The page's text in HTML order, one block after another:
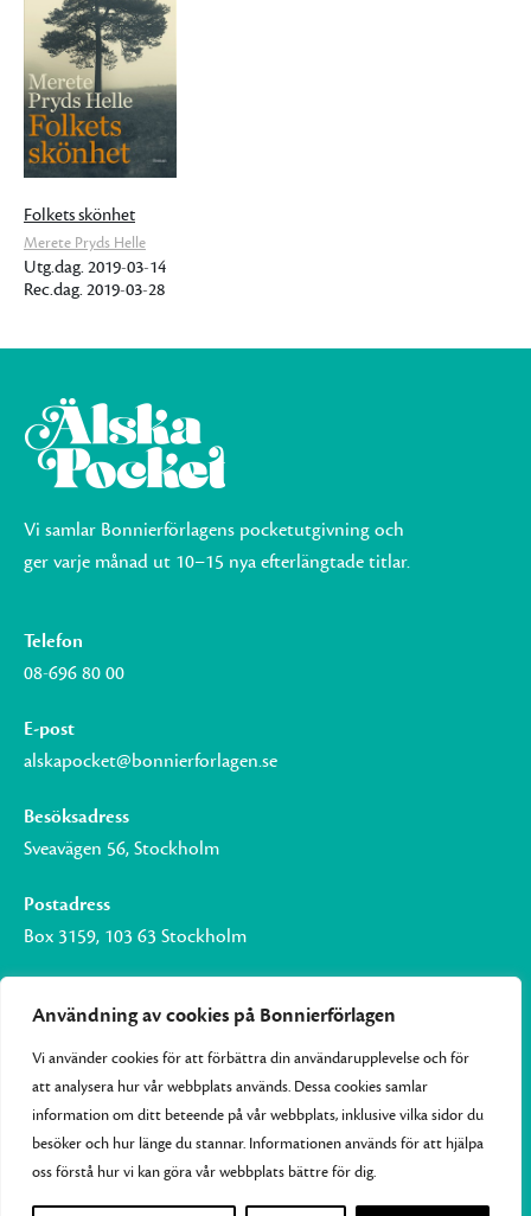
Användning av cookies på Bonnierförlagen
Vi använder cookies för att förbättra din användarupplevelse och för
att analysera hur vår webbplats används. Dessa cookies samlar
information om ditt beteende på vår webbplats, inklusive vilka sidor du
besöker och hur länge du stannar. Informationen används för att hjälpa
oss förstå hur vi kan göra vår webbplats bättre för dig.
Folkets skönhet
Merete Pryds Helle
Utg.dag. 2019-03-14
Rec.dag. 2019-03-28
Vi samlar Bonnierförlagens pocketutgivning och
ger varje månad ut 10–15 nya efterlängtade titlar.
Telefon
08-696 80 00
E-post
alskapocket@bonnierforlagen.se
Besöksadress
Sveavägen 56, Stockholm
Postadress
Box 3159, 103 63 Stockholm
Om Bonnierförlagen
Cookies
Integritetspolicy